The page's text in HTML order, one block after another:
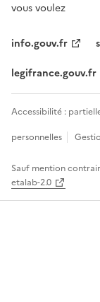
vous voulez
info.gouv.fr
legifrance.gouv.fr
Accessibilité :
personnelles
Sauf mention
etalab-2.0